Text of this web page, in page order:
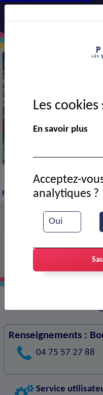
> Tous les
Faure
04 75 57 27 88
Service
Les
En savoir plus
Oui
Acceptez-
analytiques ?